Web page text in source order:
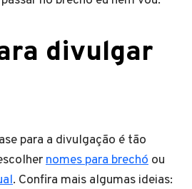
divulgar
para a divulgação é tão
nomes para brechó ou
. Confira mais algumas ideias: